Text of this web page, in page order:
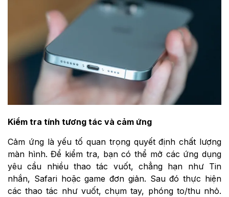
Kiểm tra tính tương tác và cảm ứng
Cảm ứng là yếu tố quan trọng quyết định chất lượng
màn hình. Để kiểm tra, bạn có thể mở các ứng dụng
yêu cầu nhiều thao tác vuốt, chẳng hạn như Tin
nhắn, Safari hoặc game đơn giản. Sau đó thực hiện
các thao tác như vuốt, chụm tay, phóng to/thu nhỏ.